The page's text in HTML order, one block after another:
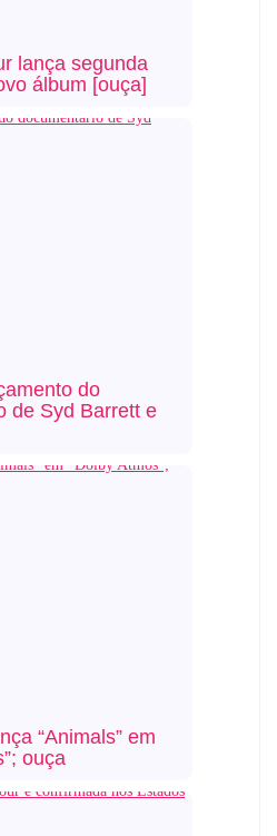
lança segunda
álbum [ouça]
do
de Syd Barrett e
“Animals” em
ouça